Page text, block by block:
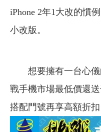
iPhone 2年1大改的慣
小改版。
想要擁有一台心儀
戰手機市場最低價還
搭配門號再享高額折